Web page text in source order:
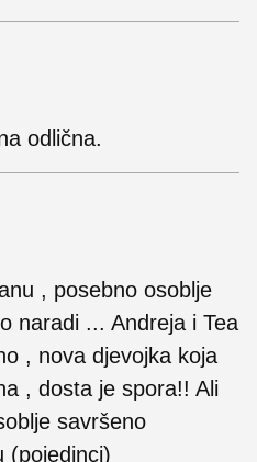
odlična.
, posebno osoblje
naradi ... Andreja i Tea
, nova djevojka koja
, dosta je spora!! Ali
savršeno
(pojedinci)